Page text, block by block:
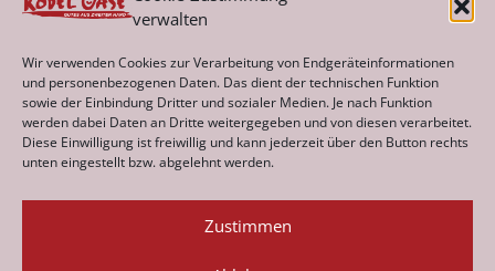
verwalten
Wir verwenden Cookies zur Verarbeitung von Endgeräteinformationen
und personenbezogenen Daten. Das dient der technischen Funktion
sowie der Einbindung Dritter und sozialer Medien. Je nach Funktion
werden dabei Daten an Dritte weitergegeben und von diesen verarbeitet.
Diese Einwilligung ist freiwillig und kann jederzeit über den Button rechts
unten eingestellt bzw. abgelehnt werden.
Zustimmen
Archiv